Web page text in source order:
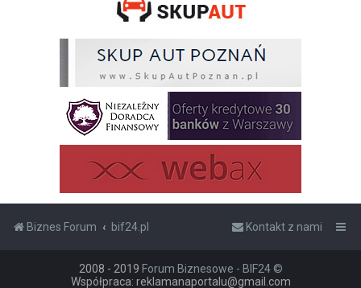
Biznes Forum bif24.pl Kontakt z nami
2008 - 2019 Forum Biznesowe - BIF24 ©
Współpraca: reklamanaportalu@gmail.com